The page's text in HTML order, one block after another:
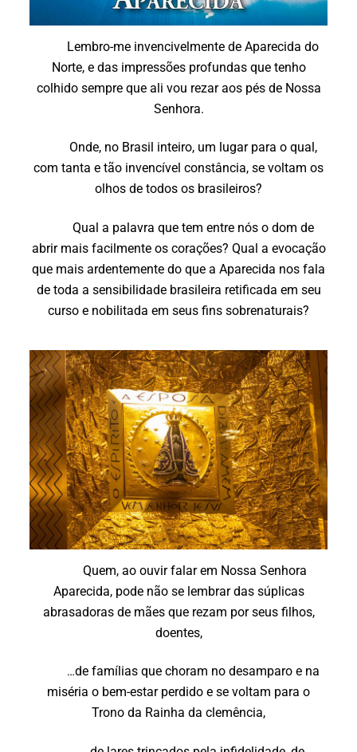
Lembro-me invencivelmente de Aparecida do
Norte, e das impressões profundas que tenho
colhido sempre que ali vou rezar aos pés de Nossa
Senhora.
Onde, no Brasil inteiro, um lugar para o qual,
com tanta e tão invencível constância, se voltam os
olhos de todos os brasileiros?
Qual a palavra que tem entre nós o dom de
abrir mais facilmente os corações? Qual a evocação
que mais ardentemente do que a Aparecida nos fala
de toda a sensibilidade brasileira retificada em seu
curso e nobilitada em seus fins sobrenaturais?
Quem, ao ouvir falar em Nossa Senhora
Aparecida, pode não se lembrar das súplicas
abrasadoras de mães que rezam por seus filhos,
doentes,
…de famílias que choram no desamparo e na
miséria o bem-estar perdido e se voltam para o
Trono da Rainha da clemência,